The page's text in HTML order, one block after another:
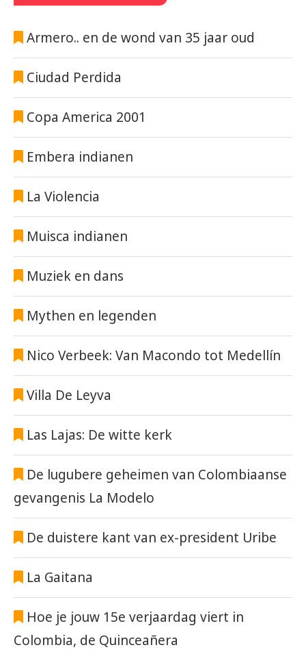
Armero.. en de wond van 35 jaar oud
Ciudad Perdida
Copa America 2001
Embera indianen
La Violencia
Muisca indianen
Muziek en dans
Mythen en legenden
Nico Verbeek: Van Macondo tot Medellín
Villa De Leyva
Las Lajas: De witte kerk
De lugubere geheimen van Colombiaanse
gevangenis La Modelo
De duistere kant van ex-president Uribe
La Gaitana
Hoe je jouw 15e verjaardag viert in
Colombia, de Quinceañera